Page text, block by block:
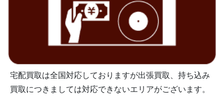
宅配買取は全国対応しておりますが出張買取、持ち込み
買取につきましては対応できないエリアがございます。